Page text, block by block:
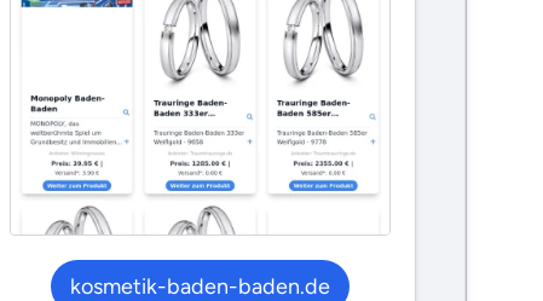
kosmetik-baden-baden.de